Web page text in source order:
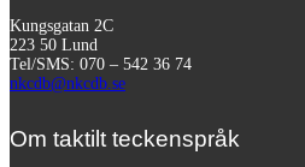
Kungsgatan 2C
223 50 Lund
Tel/SMS: 070 – 542 36 74
nkcdb@nkcdb.se
Om taktilt teckenspråk